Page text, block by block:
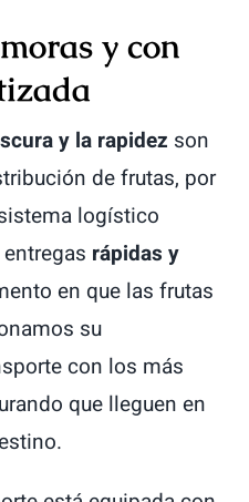
y con
y la rapidez son
de frutas, por
logístico
rápidas y
en que las frutas
su
con los más
que lleguen en